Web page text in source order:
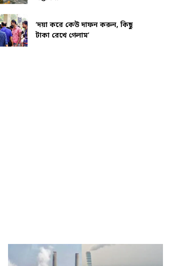
‘দয়া করে কেউ দাফন করুন, কিছু
টাকা রেখে গেলাম’